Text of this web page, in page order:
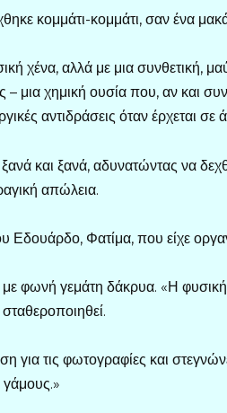
κομμάτι-κομμάτι, σαν ένα
χένα, αλλά με μια συνθετική,
μια χημική ουσία που, αν και
αντιδράσεις όταν έρχεται
και ξανά, αδυνατώντας να
απώλεια.
Φατίμα, που είχε
με φωνή γεμάτη δάκρυα. «Η
για τις φωτογραφίες και